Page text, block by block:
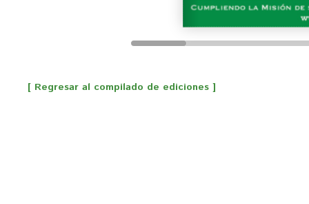
[ Regresar al compilado de ediciones ]